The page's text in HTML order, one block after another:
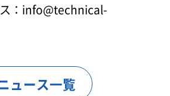
：info@technical-
ュース一覧